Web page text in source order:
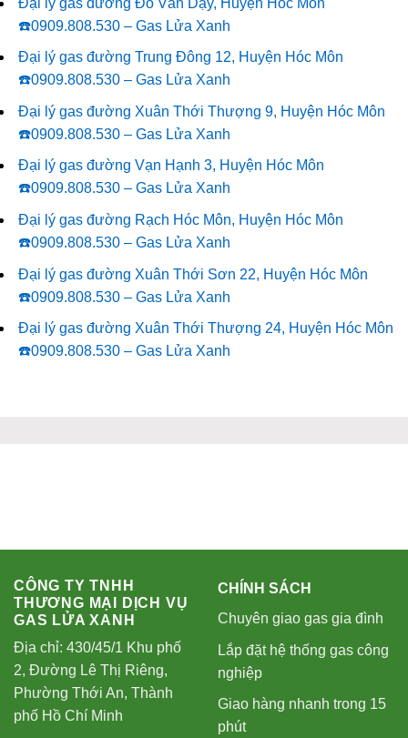
☎️0909.808.530 – Gas Lửa Xanh
Đại lý gas đường Trung Đông 12, Huyện Hóc Môn
☎️0909.808.530 – Gas Lửa Xanh
Đại lý gas đường Xuân Thới Thượng 9, Huyện Hóc Môn
☎️0909.808.530 – Gas Lửa Xanh
Đại lý gas đường Vạn Hạnh 3, Huyện Hóc Môn
☎️0909.808.530 – Gas Lửa Xanh
Đại lý gas đường Rạch Hóc Môn, Huyện Hóc Môn
☎️0909.808.530 – Gas Lửa Xanh
Đại lý gas đường Xuân Thới Sơn 22, Huyện Hóc Môn
☎️0909.808.530 – Gas Lửa Xanh
Đại lý gas đường Xuân Thới Thượng 24, Huyện Hóc Môn
☎️0909.808.530 – Gas Lửa Xanh
CÔNG TY TNHH
THƯƠNG MẠI DỊCH VỤ
GAS LỬA XANH
Địa chỉ: 430/45/1 Khu phố
2, Đường Lê Thị Riêng,
Phường Thới An, Thành
phố Hồ Chí Minh
CHÍNH SÁCH
Chuyên giao gas gia đình
Lắp đặt hệ thống gas công
nghiệp
Giao hàng nhanh trong 15
phút